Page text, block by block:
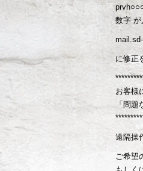
数字 が
に修正
お客様
「問
遠隔操
ご希望